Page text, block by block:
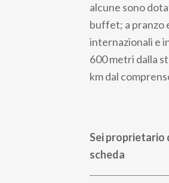
alcune sono
buffet; a pranzo
internazionali e
600 metri dalla
km dal
Sei proprietario
scheda